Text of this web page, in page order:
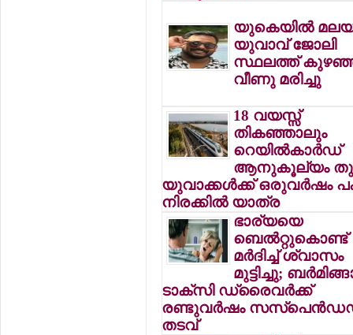
യുകെയില്‍
യുവാവ് ജോലി
സ്ഥലത്ത്
വീണു മരിച്ചു
18 വയസ്സ്
തികഞ്ഞാലും
റെയില്‍കാര്‍ഡ്
ആനുകൂല്യം
യുവാക്കള്‍ക്ക് ഒരുവര്‍ഷം
നിരക്കില്‍ യാത്ര
ഭാര്യയെ
ബെല്‍റ്റുകൊണ്ട്
മര്‍ദിച്ച് ശ്വാസം
മുട്ടിച്ചു;
ടാക്‌സി ഡ്രൈവര്‍ക്ക്
രണ്ടുവര്‍ഷം
തടവ്